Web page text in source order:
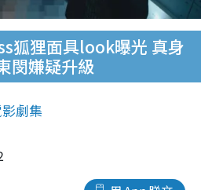
狐狸面具look曝光 真身
閔嫌疑升級
劇集